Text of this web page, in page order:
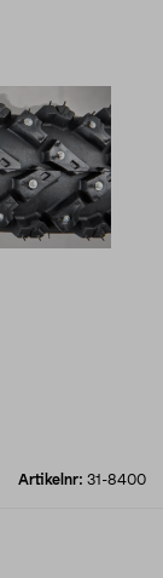
Artikelnr: 31-8400